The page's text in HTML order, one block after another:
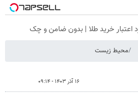
محیط زیست
۱۶ آذر ۱۴۰۳ - ۰۹:۱۴